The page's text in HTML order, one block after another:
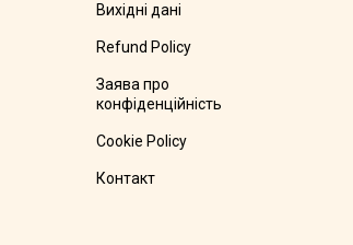
Вихідні дані
Refund Policy
Заява про
конфіденційність
Cookie Policy
Контакт